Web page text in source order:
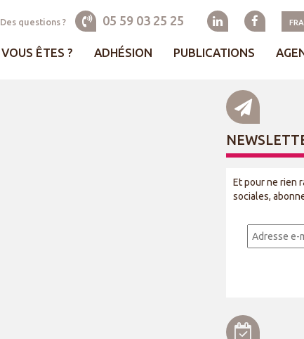
Des questions ? 05 59 03 25 25
VOUS ÊTES ? ADHÉSION PUBLICATIONS
Et pour ne rien
sociales,